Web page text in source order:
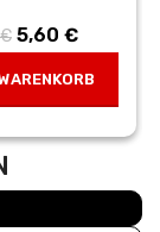
€ Ursprünglicher
8,00 €
5,60 €
5,60 €.